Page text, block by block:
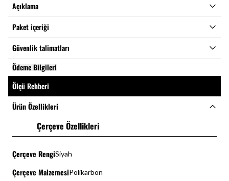
Açıklama
Paket içeriği
Güvenlik talimatları
Ödeme Bilgileri
Ölçü Rehberi
Ürün Özellikleri
Çerçeve Özellikleri
Çerçeve RengiSiyah
Çerçeve MalzemesiPolikarbon